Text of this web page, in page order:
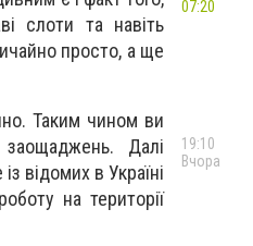
слоти та навіть
просто, а ще
Таким чином ви
Далі
відомих в Україні
на території
07:20
19:10
Вчора